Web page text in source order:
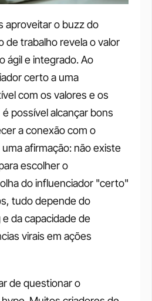
aproveitar o buzz do
de trabalho revela o valor
ágil e integrado. Ao
certo a uma
com os valores e os
possível alcançar bons
a conexão com o
uma afirmação: não existe
escolher o
do influenciador "certo"
tudo depende do
da capacidade de
virais em ações
de questionar o